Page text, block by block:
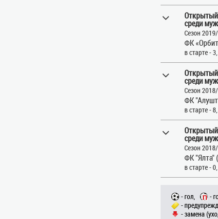
среди
Сезон
ФК
в старте -
среди
Сезон
ФК
в старте -
среди
Сезон
ФК "Ялта"
в старте -
- гол,
-
-
- замена